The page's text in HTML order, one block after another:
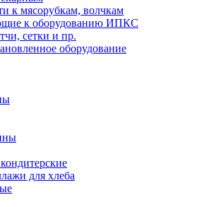
к мясорубкам, волчкам
к оборудованию ИПКС
сетки и пр.
оборудование
для хлеба